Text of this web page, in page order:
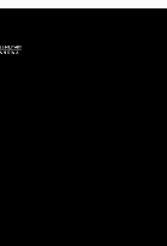
福建省厦门市思明区湖滨东路95号万象城华润大厦B座11层1104室万国售后服务中心（需提前预约）